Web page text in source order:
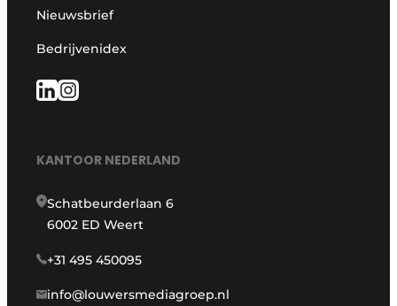
Nieuwsbrief
Bedrijvenidex
KANTOOR NEDERLAND
Schatbeurderlaan 6
6002 ED Weert
+31 495 450095
info@louwersmediagroep.nl